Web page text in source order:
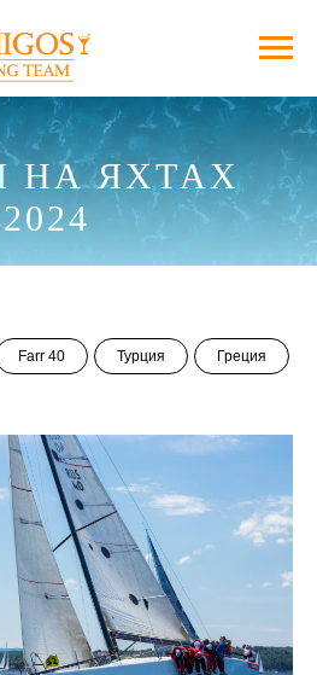
НА ЯХТАХ
2024
Farr 40 Турция Греция